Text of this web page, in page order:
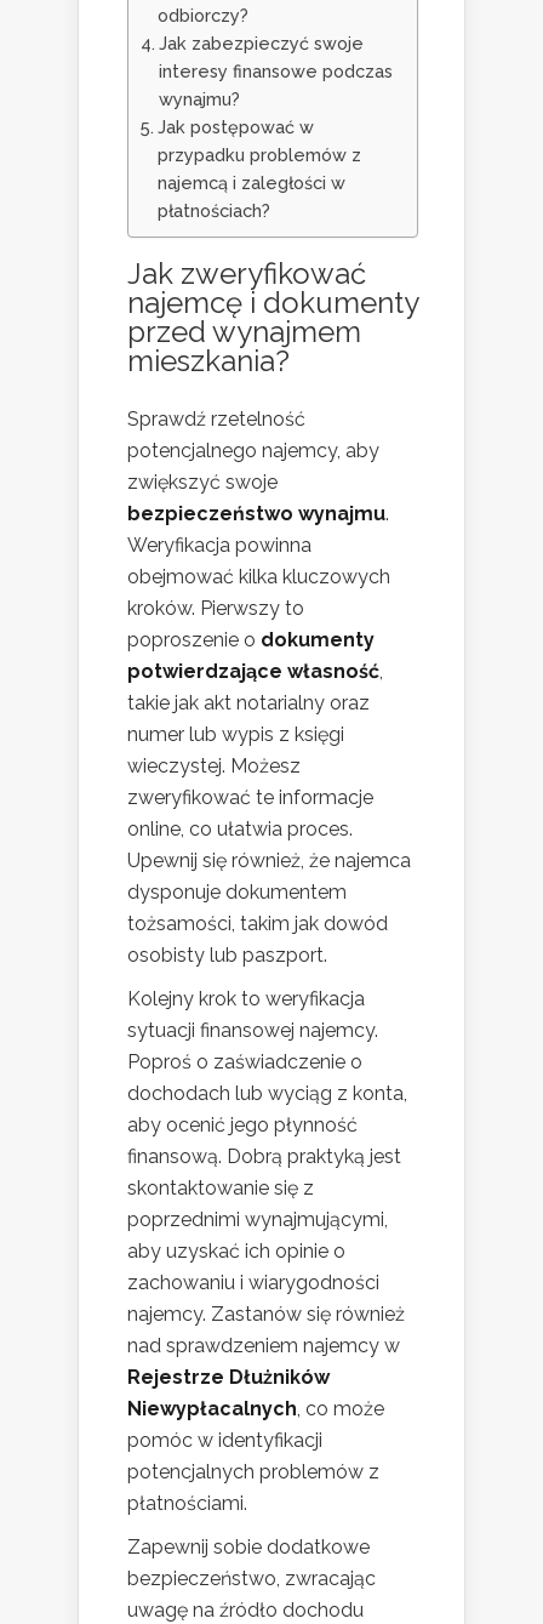
odbiorczy?
Jak zabezpieczyć swoje
interesy finansowe podczas
wynajmu?
Jak postępować w
przypadku problemów z
najemcą i zaległości w
płatnościach?
Jak zweryfikować
najemcę i dokumenty
przed wynajmem
mieszkania?
Sprawdź rzetelność
potencjalnego najemcy, aby
zwiększyć swoje
bezpieczeństwo wynajmu.
Weryfikacja powinna
obejmować kilka kluczowych
kroków. Pierwszy to
poproszenie o dokumenty
potwierdzające własność,
takie jak akt notarialny oraz
numer lub wypis z księgi
wieczystej. Możesz
zweryfikować te informacje
online, co ułatwia proces.
Upewnij się również, że najemca
dysponuje dokumentem
tożsamości, takim jak dowód
osobisty lub paszport.
Kolejny krok to weryfikacja
sytuacji finansowej najemcy.
Poproś o zaświadczenie o
dochodach lub wyciąg z konta,
aby ocenić jego płynność
finansową. Dobrą praktyką jest
skontaktowanie się z
poprzednimi wynajmującymi,
aby uzyskać ich opinie o
zachowaniu i wiarygodności
najemcy. Zastanów się również
nad sprawdzeniem najemcy w
Rejestrze Dłużników
Niewypłacalnych, co może
pomóc w identyfikacji
potencjalnych problemów z
płatnościami.
Zapewnij sobie dodatkowe
bezpieczeństwo, zwracając
uwagę na źródło dochodu